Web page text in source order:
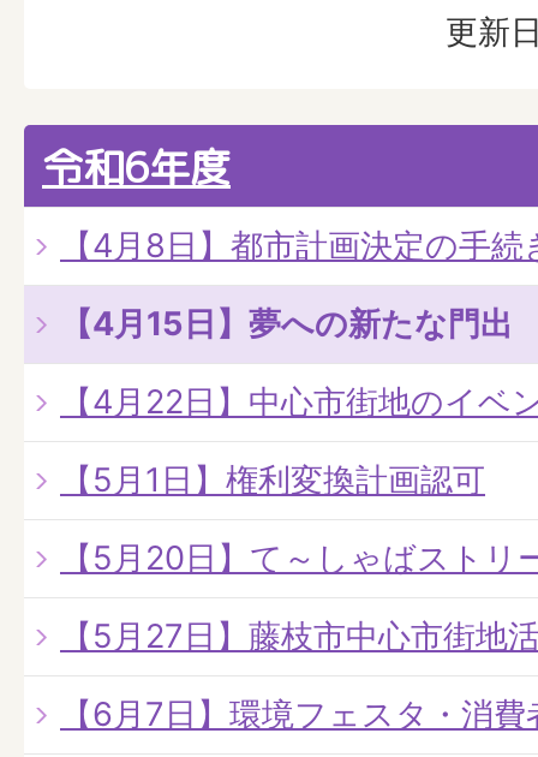
更新
令和6年度
【4月8日】都市計画決定の手
【4月15日】夢への新たな門出
【4月22日】中心市街地のイベ
【5月1日】権利変換計画認可
【5月20日】て～しゃばストリ
【5月27日】藤枝市中心市街地
【6月7日】環境フェスタ・消